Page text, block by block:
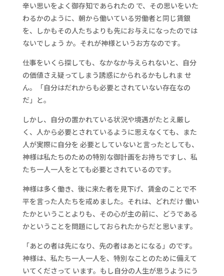
辛い思いをよく御存知であられたの で、その思いをいた
わるかのように、朝から働いている労働者と同じ賃銀
を、しかもその人たちよりも先にお与えになったのでは
ないでしょう か。それが神様というお方なのです。
仕事をいくら探しても、なかなか与えられないと、自分
の価値さえ疑ってしまう誘惑にかられるかもしれま せ
ん。「自分はだれからも必要とされていない存在なの
だ」と。
しかし、自分の置かれている状況や境遇がたとえ厳し
く、人から必要とされているように思えなくても、また
人が実際に自分を 必要としていないと言ったとしても、
神様は私たちのための特別な御計画をお持ちですし、私
たち一人一人をとても必要とされているのです。
神様は多く働き、後に来た者を見下げ、賃金のことで不
平を言った人たちを戒めました。それは、どれだけ 働い
たかということよりも、その心が主の前に、どうである
かということを問題にしておられたからだと思います。
「あとの者は先になり、先の者はあとになる」のです。
神様は、私たち一人一人を、特別なことのために備えて
いてくださって います。もし自分の人生が思うようにう